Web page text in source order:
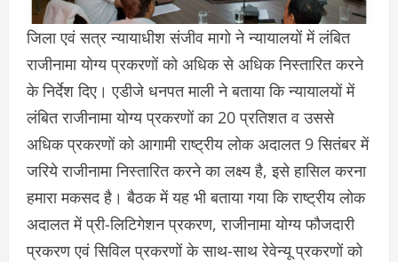
जिला एवं सत्र न्यायाधीश संजीव मागो ने न्यायालयों में लंबित
राजीनामा योग्य प्रकरणों को अधिक से अधिक निस्तारित करने
के निर्देश दिए। एडीजे धनपत माली ने बताया कि न्यायालयों में
लंबित राजीनामा योग्य प्रकरणों का 20 प्रतिशत व उससे
अधिक प्रकरणों को आगामी राष्ट्रीय लोक अदालत 9 सितंबर में
जरिये राजीनामा निस्तारित करने का लक्ष्य है, इसे हासिल करना
हमारा मकसद है। बैठक में यह भी बताया गया कि राष्ट्रीय लोक
अदालत में प्री-लिटिगेशन प्रकरण, राजीनामा योग्य फौजदारी
प्रकरण एवं सिविल प्रकरणों के साथ-साथ रेवेन्यू प्रकरणों को